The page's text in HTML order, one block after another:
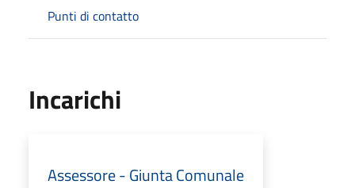
Punti di contatto
Incarichi
Assessore - Giunta Comunale